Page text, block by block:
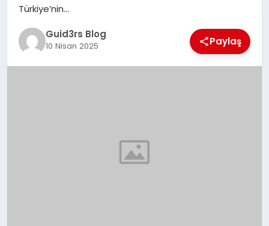
Türkiye’nin…
Guid3rs Blog
10 Nisan 2025 Paylaş